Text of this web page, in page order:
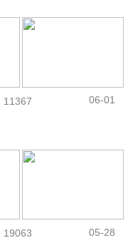
11367 06-01
19063 05-28